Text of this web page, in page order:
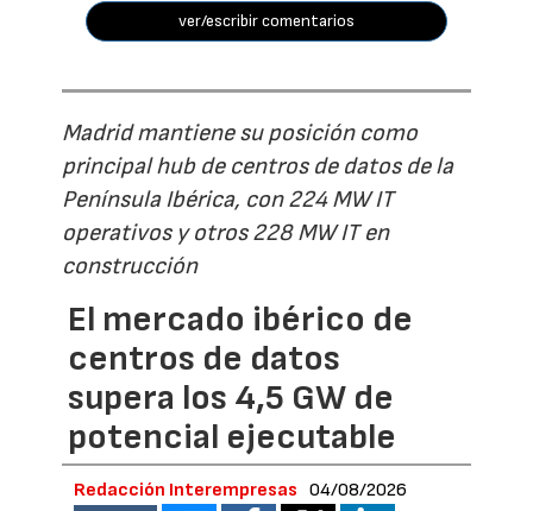
ver/escribir comentarios
Madrid mantiene su posición como
principal hub de centros de datos de la
Península Ibérica, con 224 MW IT
operativos y otros 228 MW IT en
construcción
El mercado ibérico de
centros de datos
supera los 4,5 GW de
potencial ejecutable
Redacción Interempresas 04/08/2026